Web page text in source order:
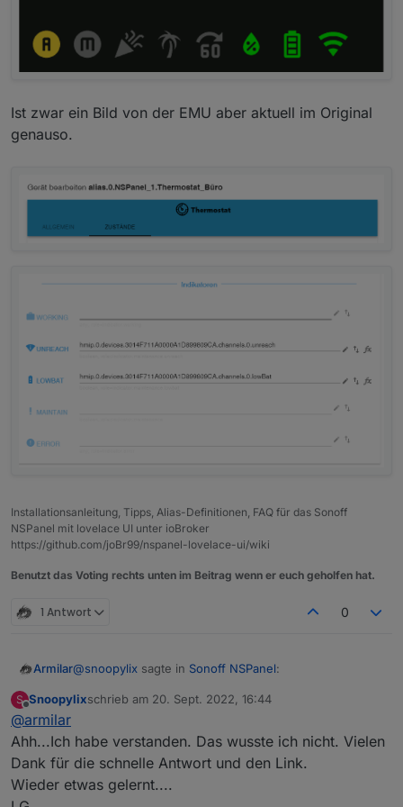
Ist zwar ein Bild von der EMU aber aktuell im Original
genauso.
Installationsanleitung, Tipps, Alias-Definitionen, FAQ für das Sonoff
NSPanel mit lovelace UI unter ioBroker
https://github.com/joBr99/nspanel-lovelace-ui/wiki
Benutzt das Voting rechts unten im Beitrag wenn er euch geholfen hat.
1 Antwort 0
Armilar@snoopylix sagte in Sonoff NSPanel:
Verfolge schon einige Zeit dieses mega coole
Bin total begeistert was mit dem NSPanel so alles
geht.
Nein, das sind Indikatoren. Die werden nur visualisiert
und haben keinen weiteren Einfluss. Jedoch
verändern die ihre Farbe z.B. Humidity:
if (parseInt(getState(id + '.HUMIDITY').val)
S
Offline
Snoopylixschrieb am 20. Sept. 2022, 16:44
zuletzt editiert von
@armilar
Ahh...Ich habe verstanden. Das wusste ich nicht. Vielen
Dank für die schnelle Antwort und den Link.
Wieder etwas gelernt....